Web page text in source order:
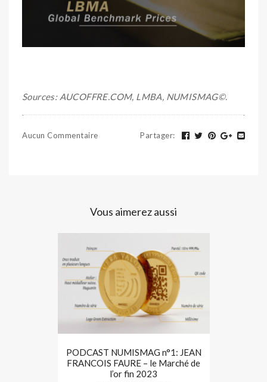
Sources: AUCOFFRE.COM, LMBA, NUMISMAG©.
Aucun Commentaire Partager:
Vous aimerez aussi
PODCAST NUMISMAG n°1: JEAN
FRANCOIS FAURE – le Marché de
l’or fin 2023